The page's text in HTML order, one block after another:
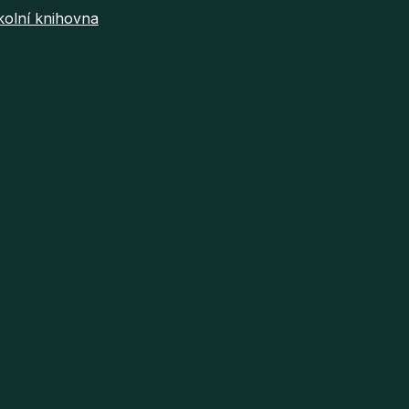
knihovna